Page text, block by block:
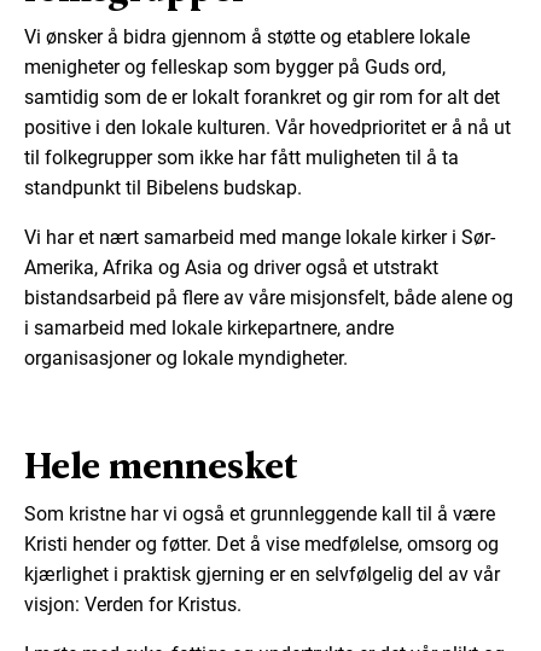
Vi ønsker å bidra gjennom å støtte og etablere lokale
menigheter og felleskap som bygger på Guds ord,
samtidig som de er lokalt forankret og gir rom for alt det
positive i den lokale kulturen. Vår hovedprioritet er å nå ut
til folkegrupper som ikke har fått muligheten til å ta
standpunkt til Bibelens budskap.
Vi har et nært samarbeid med mange lokale kirker i Sør-
Amerika, Afrika og Asia og driver også et utstrakt
bistandsarbeid på flere av våre misjonsfelt, både alene og
i samarbeid med lokale kirkepartnere, andre
organisasjoner og lokale myndigheter.
Hele mennesket
Som kristne har vi også et grunnleggende kall til å være
Kristi hender og føtter. Det å vise medfølelse, omsorg og
kjærlighet i praktisk gjerning er en selvfølgelig del av vår
visjon: Verden for Kristus.